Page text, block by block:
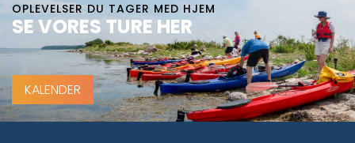
OPLEVELSER DU TAGER MED HJEM
SE VORES TURE HER
KALENDER